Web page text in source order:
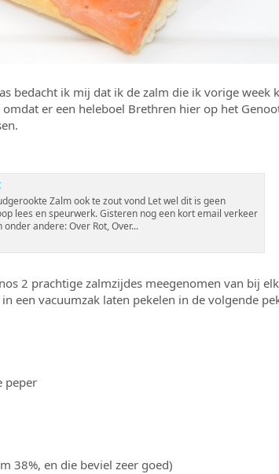
bedacht ik mij dat ik de zalm die ik vorige
er een heleboel Brethren hier op het
Zalm ook te zout vond Let wel dit is geen
lees en speurwerk. Gisteren nog een kort email verkeer
andere: Over Rot, Over...
2 prachtige zalmzijdes meegenomen van bij
een vacuumzak laten pekelen in de volgende
peper
38%, en die beviel zeer goed)